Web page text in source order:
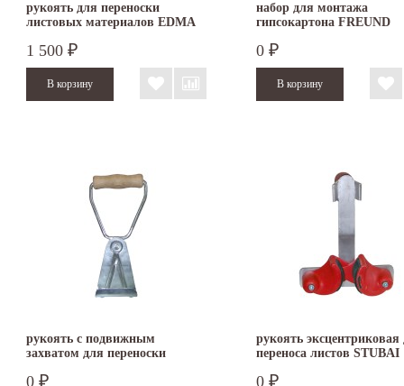
рукоять для переноски
листовых материалов EDMA
1 500 ₽
набор для монтажа
гипсокартона FREUND
0 ₽
рукоять с подвижным
захватом для переноски
0 ₽
рукоять эксцентриковая
переноса листов STUBAI
0 ₽